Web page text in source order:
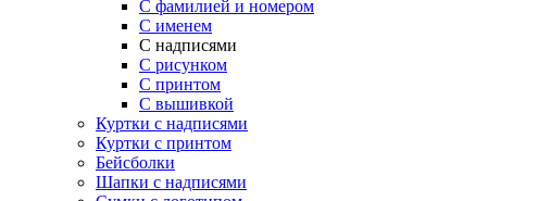
С фамилией и номером
С именем
С надписями
С рисунком
С принтом
С вышивкой
Куртки с надписями
Куртки с принтом
Бейсболки
Шапки с надписями